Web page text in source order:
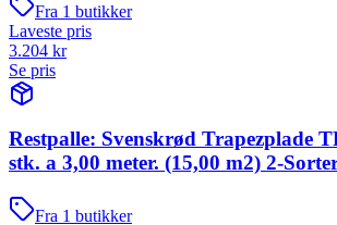
Fra 1 butikker
Laveste pris
3.204 kr
Se pris
Restpalle: Svenskrød Trapezplade
stk. a 3,00 meter. (15,00 m2) 2-
Fra 1 butikker